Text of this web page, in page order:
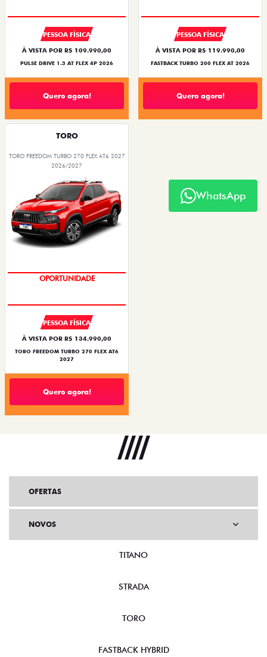
PESSOA FÍSICA
À VISTA POR R$ 109.990,00
PULSE DRIVE 1.3 AT FLEX 4P 2026
Quero agora!
PESSOA FÍSICA
À VISTA POR R$ 119.990,00
FASTBACK TURBO 200 FLEX AT 2026
Quero agora!
TORO
TORO FREEDOM TURBO 270 FLEX AT6 2027
2026/2027
OPORTUNIDADE
PESSOA FÍSICA
À VISTA POR R$ 134.990,00
TORO FREEDOM TURBO 270 FLEX AT6
2027
Quero agora!
WhatsApp
OFERTAS
NOVOS
TITANO
STRADA
TORO
FASTBACK HYBRID